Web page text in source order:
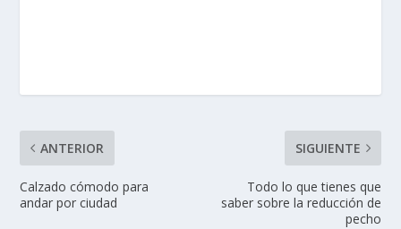
ANTERIOR
Calzado cómodo para
andar por ciudad
SIGUIENTE
Todo lo que tienes que
saber sobre la reducción de
pecho